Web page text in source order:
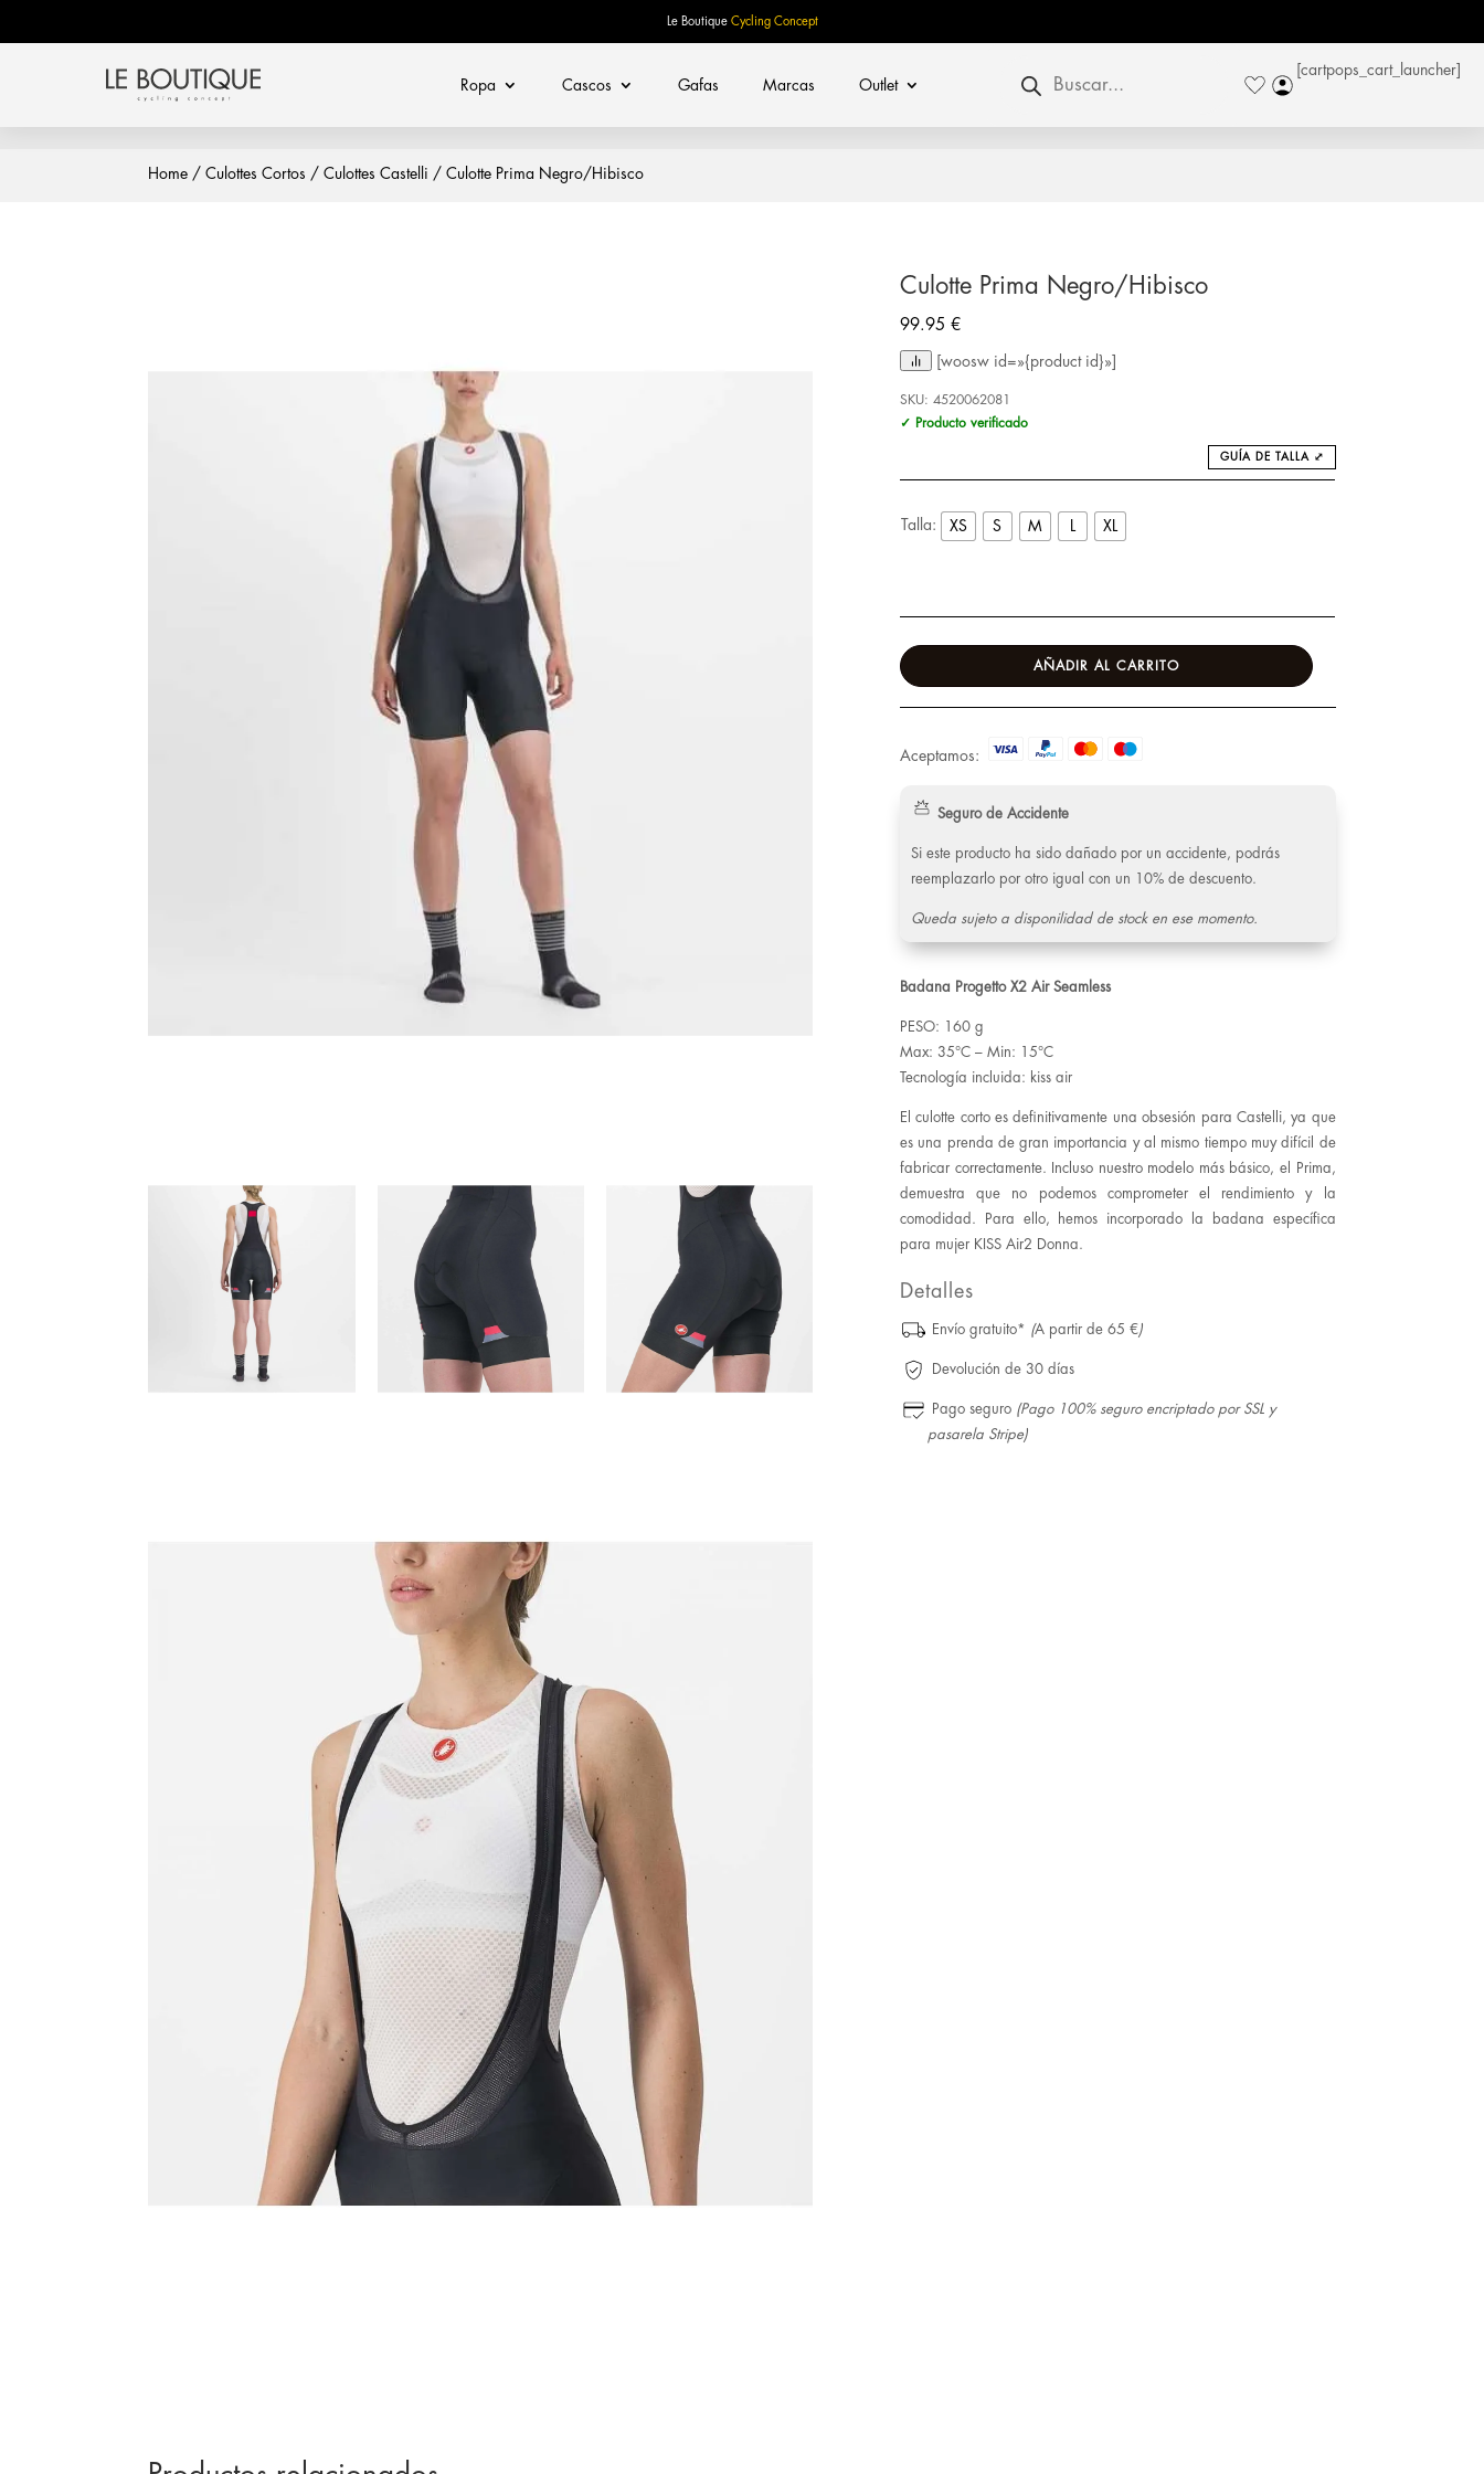
Le Boutique Cycling Concept
Ropa Cascos Gafas Marcas Outlet
productos
[cartpops_cart_launcher]
Home /Culottes Cortos /Culottes Castelli / Culotte Prima Negro/Hibisco
Culotte Prima Negro/Hibisco
99.95 €
[woosw id=»{product id}»]
SKU: 4520062081
✓ Producto verificado
GUÍA DE TALLA ⤢
Talla: XS S M XL
AÑADIR AL CARRITO
Aceptamos:
Seguro de Accidente
Si este producto ha sido dañado por un accidente, podrás
reemplazarlo por otro igual con un 10% de descuento.
Queda sujeto a disponilidad de stock en ese momento.
Badana Progetto X2 Air Seamless
PESO: 160 g
Max: 35°C – Min: 15°C
Tecnología incluida: kiss air
El culotte corto es definitivamente una obsesión para Castelli, ya que
es una prenda de gran importancia y al mismo tiempo muy difícil de
fabricar correctamente. Incluso nuestro modelo más básico, el Prima,
demuestra que no podemos comprometer el rendimiento y la
comodidad. Para ello, hemos incorporado la badana específica
para mujer KISS Air2 Donna.
Detalles
Envío gratuito* (A partir de 65 €)
Devolución de 30 días
Pago seguro (Pago 100% seguro encriptado por SSL y
pasarela Stripe)